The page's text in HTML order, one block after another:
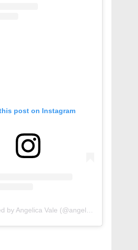
post on Instagram
A post shared by Angelica Vale (@angelicavaleoriginal)